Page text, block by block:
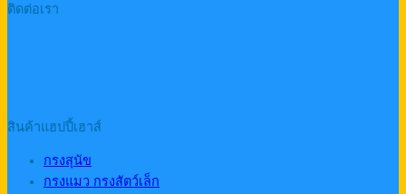
ติดต่อเรา
สินค้าแฮปปี้เฮาส์
กรงสุนัข
กรงแมว กรงสัตว์เล็ก